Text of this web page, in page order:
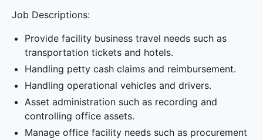
Job Descriptions:
Provide facility business travel needs such as
transportation tickets and hotels.
Handling petty cash claims and reimbursement.
Handling operational vehicles and drivers.
Asset administration such as recording and
controlling office assets.
Manage office facility needs such as procurement